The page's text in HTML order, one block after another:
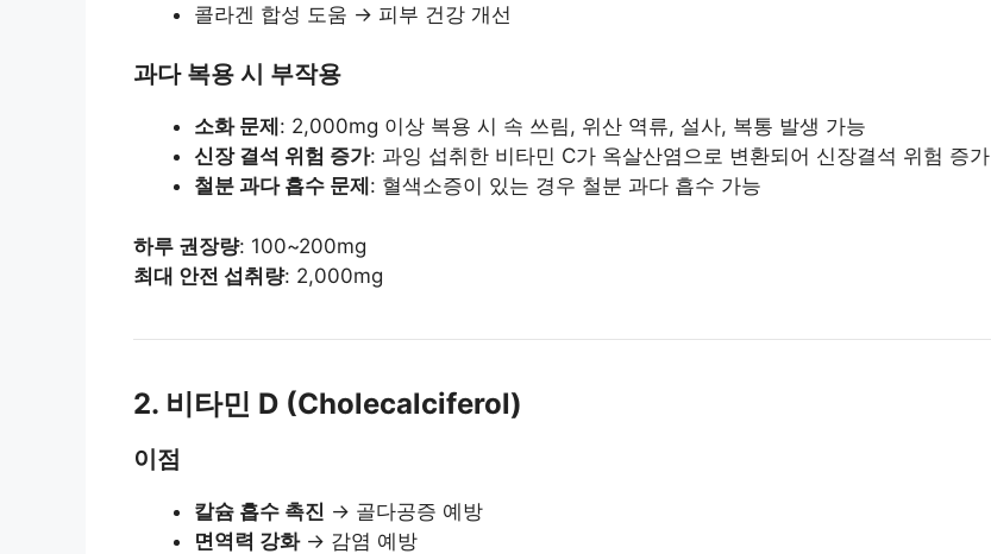
콜라겐 합성 도움 → 피부 건강 개선
과다 복용 시 부작용
소화 문제 : 2,000mg 이상 복용 시 속 쓰림, 위산 역류, 설사, 복통 발생 가능
신장 결석 위험 증가: 과잉 섭취한 비타민 C가 옥살산염으로 변환되어 신장결석 위험 증가
철분 과다 흡수 문제 : 혈색소증이 있는 경우 철분 과다 흡수 가능
하루 권장량: 100~200mg
최대 안전 섭취량: 2,000mg
2. 비타민 D (Cholecalciferol)
이점
칼슘 흡수 촉진 → 골다공증 예방
면역력 강화→ 감염 예방